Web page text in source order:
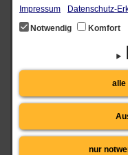
Impressum
Datenschutz-
Notwendig
Komfort
alle
nur
Der Menü-